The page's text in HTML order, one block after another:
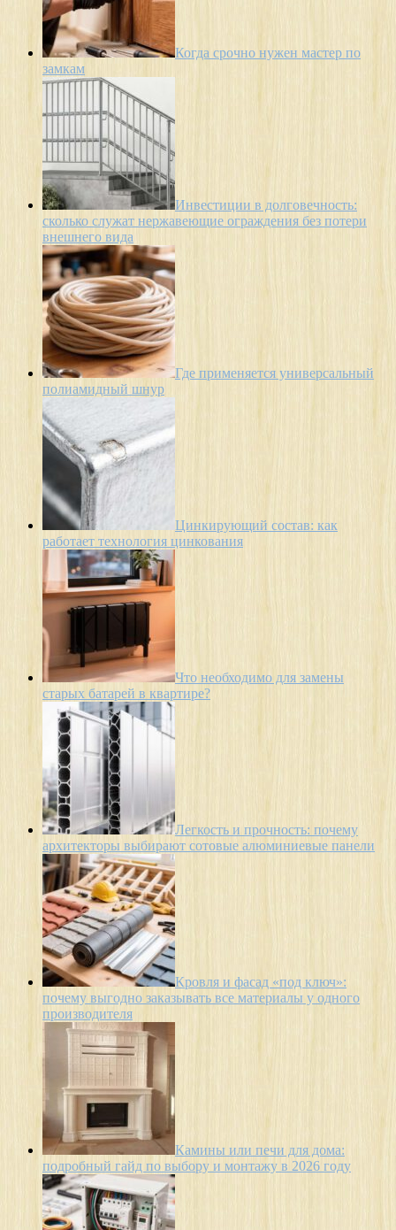
Когда срочно нужен мастер по
замкам
Инвестиции в долговечность:
сколько служат нержавеющие ограждения без потери
внешнего вида
Где применяется универсальный
полиамидный шнур
Цинкирующий состав: как
работает технология цинкования
Что необходимо для замены
старых батарей в квартире?
Легкость и прочность: почему
архитекторы выбирают сотовые алюминиевые панели
Кровля и фасад «под ключ»:
почему выгодно заказывать все материалы у одного
производителя
Камины или печи для дома:
подробный гайд по выбору и монтажу в 2026 году